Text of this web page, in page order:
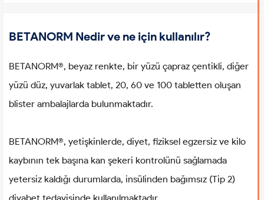
BETANORM Nedir ve ne için kullanılır?
BETANORM®, beyaz renkte, bir yüzü çapraz çentikli, diğer
yüzü düz, yuvarlak tablet, 20, 60 ve 100 tabletten oluşan
blister ambalajlarda bulunmaktadır.
BETANORM®, yetişkinlerde, diyet, fiziksel egzersiz ve kilo
kaybının tek başına kan şekeri kontrolünü sağlamada
yetersiz kaldığı durumlarda, insülinden bağımsız (Tip 2)